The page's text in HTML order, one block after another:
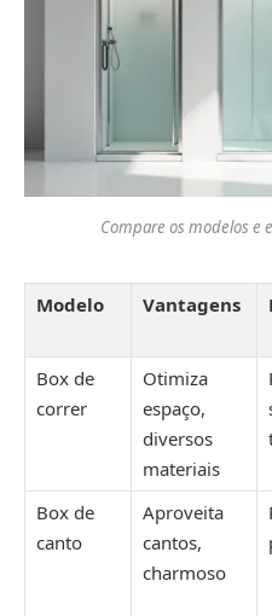
Compare os modelos e
Modelo Vantagens
Box de
correr
Otimiza
espaço,
diversos
materiais
Box de
canto
Aproveita
cantos,
charmoso